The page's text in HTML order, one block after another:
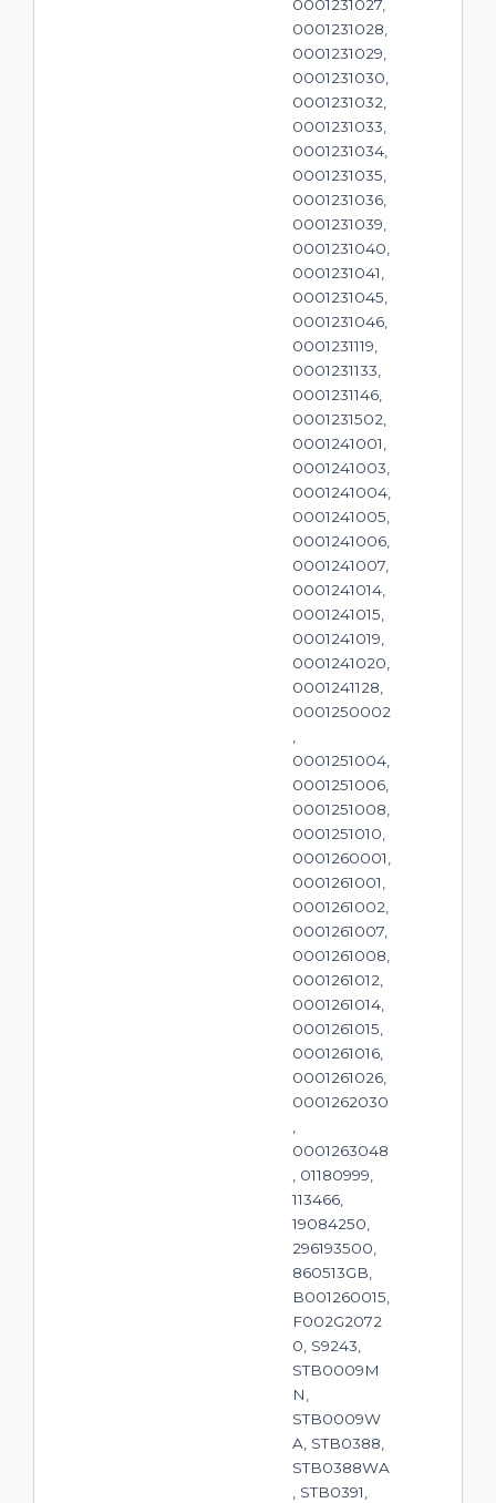
0001231027,
0001231028,
0001231029,
0001231030,
0001231032,
0001231033,
0001231034,
0001231035,
0001231036,
0001231039,
0001231040,
0001231041,
0001231045,
0001231046,
0001231119,
0001231133,
0001231146,
0001231502,
0001241001,
0001241003,
0001241004,
0001241005,
0001241006,
0001241007,
0001241014,
0001241015,
0001241019,
0001241020,
0001241128,
0001250002
,
0001251004,
0001251006,
0001251008,
0001251010,
0001260001,
0001261001,
0001261002,
0001261007,
0001261008,
0001261012,
0001261014,
0001261015,
0001261016,
0001261026,
0001262030
,
0001263048
, 01180999,
113466,
19084250,
296193500,
860513GB,
B001260015,
F002G2072
0, S9243,
STB0009M
N,
STB0009W
A, STB0388,
STB0388WA
, STB0391,